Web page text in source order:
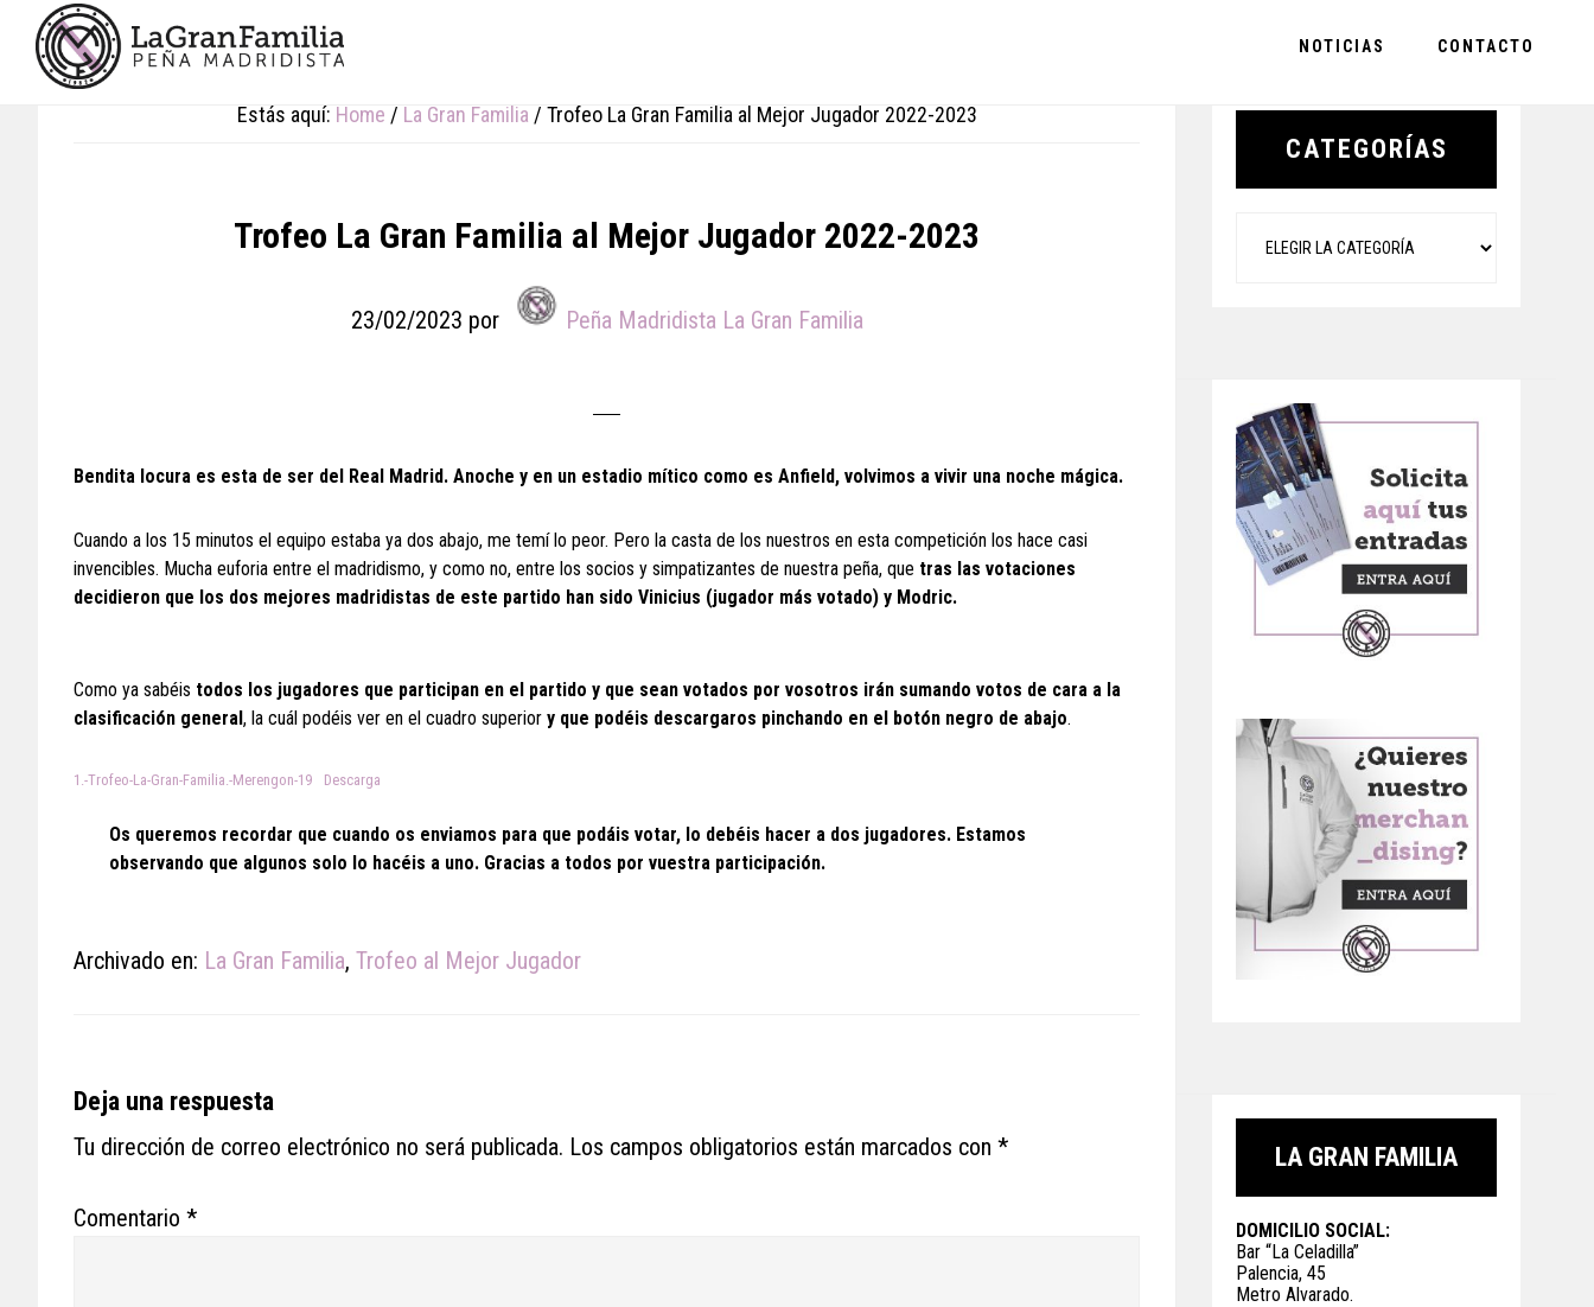
primary
footer
NOTICIAS CONTACTO
Estás aquí: Home / La Gran Familia / Trofeo La Gran Familia al Mejor Jugador 2022-2023
Trofeo La Gran Familia al Mejor Jugador 2022-2023
23/02/2023 por Peña Madridista La Gran Familia
Bendita locura es esta de ser del Real Madrid. Anoche y en un estadio mítico como es Anfield, volvimos a vivir una noche mágica.
Cuando a los 15 minutos el equipo estaba ya dos abajo, me temí lo peor. Pero la casta de los nuestros en esta competición los hace casi
invencibles. Mucha euforia entre el madridismo, y como no, entre los socios y simpatizantes de nuestra peña, que tras las votaciones
decidieron que los dos mejores madridistas de este partido han sido Vinicius (jugador más votado) y Modric.
Como ya sabéis todos los jugadores que participan en el partido y que sean votados por vosotros irán sumando votos de cara a la
clasificación general, la cuál podéis ver en el cuadro superior y que podéis descargaros pinchando en el botón negro de abajo.
1.-Trofeo-La-Gran-Familia.-Merengon-19 Descarga
Os queremos recordar que cuando os enviamos para que podáis votar, lo debéis hacer a dos jugadores. Estamos
observando que algunos solo lo hacéis a uno. Gracias a todos por vuestra participación.
Archivado en: La Gran Familia, Trofeo al Mejor Jugador
Reader
Interactions
Deja una respuesta
Tu dirección de correo electrónico no será publicada. Los campos obligatorios están marcados con *
Comentario *
Primary
CATEGORÍAS
LA GRAN FAMILIA
DOMICILIO SOCIAL:
Bar “La Celadilla”
Palencia, 45
Metro Alvarado.